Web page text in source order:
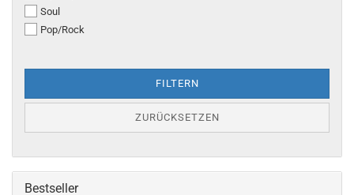
Soul
Pop/Rock
FILTERN
ZURÜCKSETZEN
Bestseller